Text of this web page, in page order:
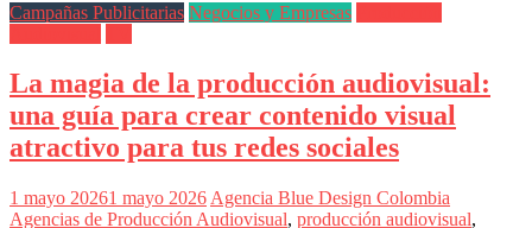
Marketing,
Mercadotecnia,
Publicitarios,
Colecciónes,
Marcas,
Insigns,
TV,
Radio,
Creatividad,
Campañas Publicitarias Negocios y Empresas
La magia de la producción audiovisual:
una guía para crear contenido visual
atractivo para tus redes sociales
1 mayo 20261 mayo 2026 Agencia Blue Design Colombia
Agencias de Producción Audiovisual, producción audiovisual,